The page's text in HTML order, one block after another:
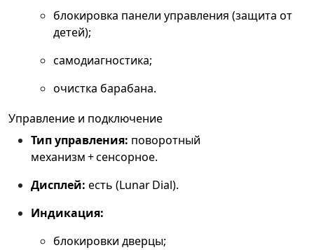
блокировка панели управления (защита от
детей);
самодиагностика;
очистка барабана.
Управление и подключение
Тип управления: поворотный
механизм + сенсорное.
Дисплей: есть (Lunar Dial).
Индикация:
блокировки дверцы;